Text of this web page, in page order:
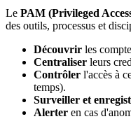
Le PAM (Privileged
des outils, processus et
Découvrir les
Centraliser leurs
Contrôler l'accès à
temps).
Surveiller et
Alerter en cas